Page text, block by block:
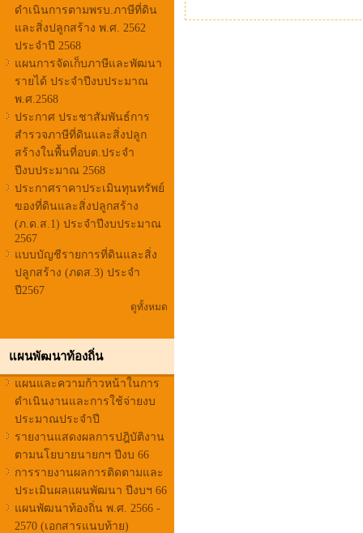
ดำเนินการตามพรบ.ภาษีที่ดิน
และสิ่งปลูกสร้าง พ.ศ. 2562
ประจำปี 2568
แผนการจัดเก็บภาษีและพัฒนา
รายได้ ประจำปีงบประมาณ
พ.ศ.2568
ประกาศ ประชาสัมพันธ์การ
สำรวจภาษีที่ดินและสิ่งปลูก
สร้างในพื้นที่อบต.ประจำ
ปีงบประมาณ 2568
ประกาศราคาประเมินทุนทรัพย์
ของที่ดินและสิ่งปลูกสร้าง
(ภ.ด.ส.1) ประจำปีงบประมาณ
2567
แบบบัญชีรายการที่ดินและสิ่ง
ปลูกสร้าง (ภดส.3) ประจำ
ปี2567
ดูทั้งหมด
แผนพัฒนาท้องถิ่น
แผนและความก้าวหน้าในการ
ดำเนินงานและการใช้จ่ายงบ
ประมาณประจำปี
รายงานแสดงผลการปฎิบัติงาน
ตามนโยบายนายกฯ ปีงบ 66
การรายงานผลการติดตามและ
ประเมินผลแผนพัฒนา ปีงบฯ 66
แผนพัฒนาท้องถิ่น พ.ศ. 2566 -
2570 (เอกสารแนบท้าย)